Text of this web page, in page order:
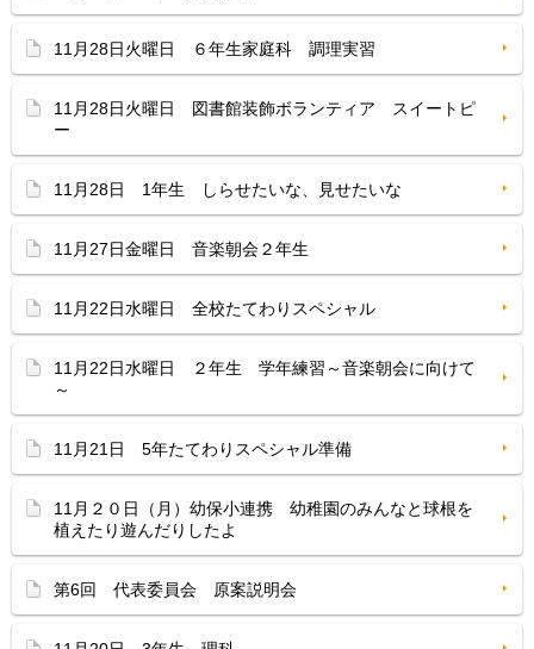
11月28日火曜日 ６年生家庭科 調理実習
11月28日火曜日 図書館装飾ボランティア スイートピ
ー
11月28日 1年生 しらせたいな、見せたいな
11月27日金曜日 音楽朝会２年生
11月22日水曜日 全校たてわりスペシャル
11月22日水曜日 ２年生 学年練習～音楽朝会に向けて
～
11月21日 5年たてわりスペシャル準備
11月２０日（月）幼保小連携 幼稚園のみんなと球根を
植えたり遊んだりしたよ
第6回 代表委員会 原案説明会